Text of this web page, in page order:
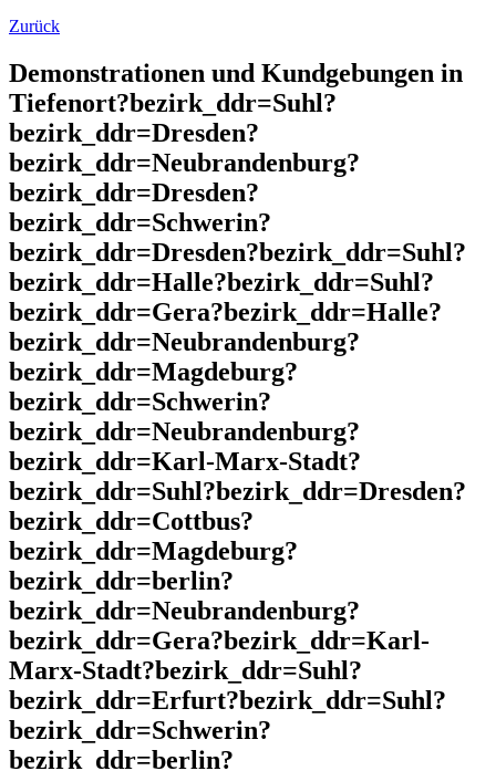
Zurück
Demonstrationen und Kundgebungen in
Tiefenort?bezirk_ddr=Suhl?
bezirk_ddr=Dresden?
bezirk_ddr=Neubrandenburg?
bezirk_ddr=Dresden?
bezirk_ddr=Schwerin?
bezirk_ddr=Dresden?bezirk_ddr=Suhl?
bezirk_ddr=Halle?bezirk_ddr=Suhl?
bezirk_ddr=Gera?bezirk_ddr=Halle?
bezirk_ddr=Neubrandenburg?
bezirk_ddr=Magdeburg?
bezirk_ddr=Schwerin?
bezirk_ddr=Neubrandenburg?
bezirk_ddr=Karl-Marx-Stadt?
bezirk_ddr=Suhl?bezirk_ddr=Dresden?
bezirk_ddr=Cottbus?
bezirk_ddr=Magdeburg?
bezirk_ddr=berlin?
bezirk_ddr=Neubrandenburg?
bezirk_ddr=Gera?bezirk_ddr=Karl-
Marx-Stadt?bezirk_ddr=Suhl?
bezirk_ddr=Erfurt?bezirk_ddr=Suhl?
bezirk_ddr=Schwerin?
bezirk_ddr=berlin?